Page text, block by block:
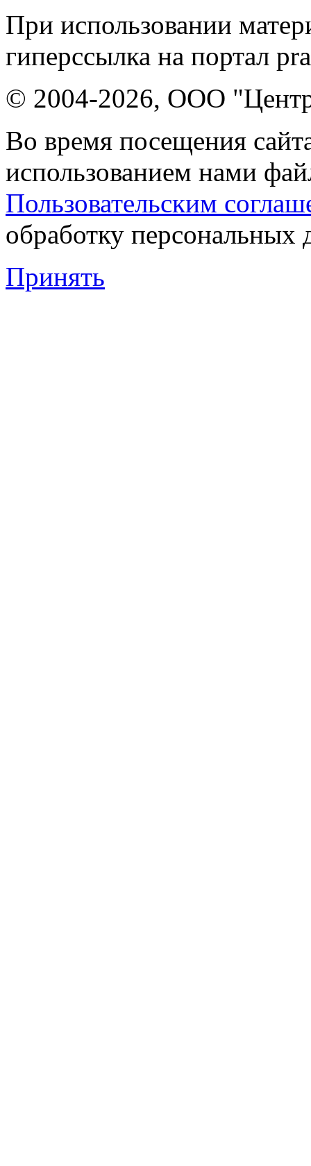
При использовании
гиперссылка на портал
© 2004-2026, ООО "Центр
Во время посещения
использованием нами
Пользовательским
обработку персональных
Принять